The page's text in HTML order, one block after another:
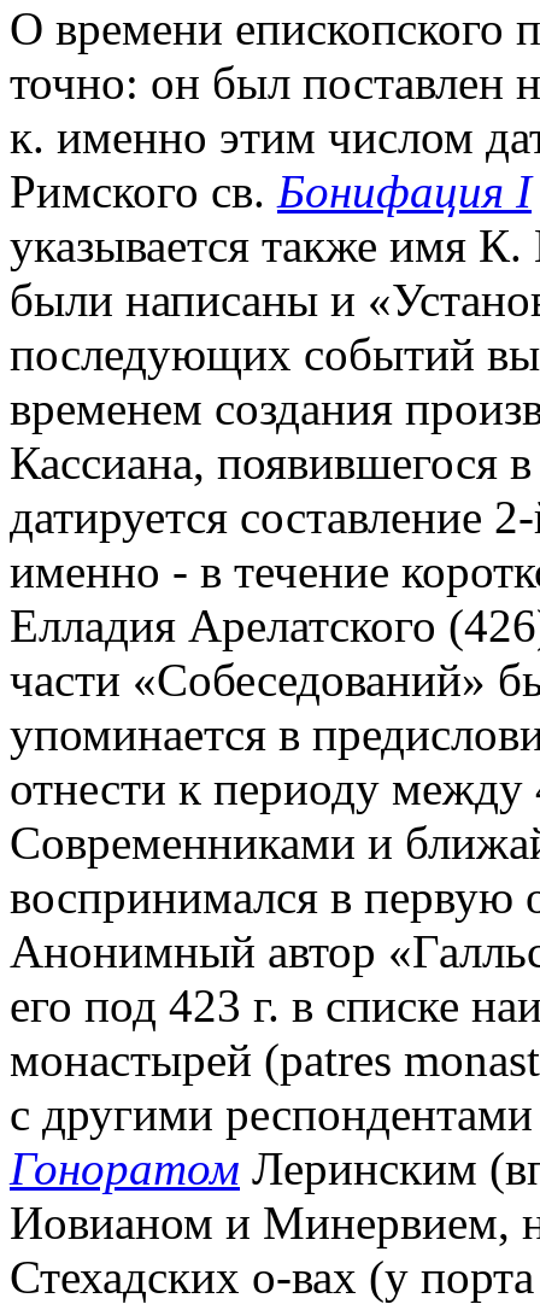
О времени епископского
точно: он был поставлен
к. именно этим числом
Римского св. Бонифация I
указывается также имя
были написаны и
последующих событий
временем создания
Кассиана, появившегося
датируется составление
именно - в течение
Елладия Арелатского
части «Собеседований»
упоминается в
отнести к периоду между
Современниками и
воспринимался в первую
Анонимный автор
его под 423 г. в списке
монастырей (patres
с другими
Гоноратом Леринским
Иовианом и Минервием,
Стехадских о-вах (у